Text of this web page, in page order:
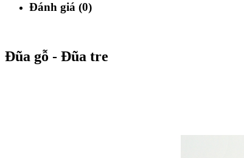
Đánh giá (0)
Đũa gỗ - Đũa tre